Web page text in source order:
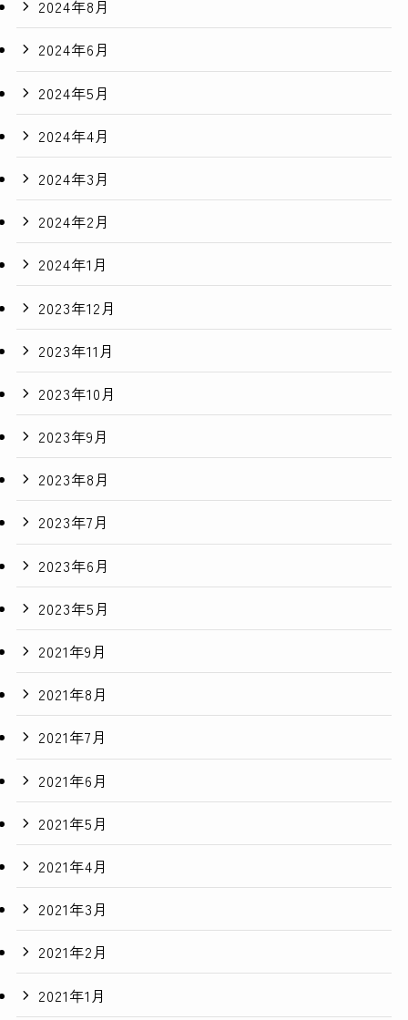
2024年8月
2024年6月
2024年5月
2024年4月
2024年3月
2024年2月
2024年1月
2023年12月
2023年11月
2023年10月
2023年9月
2023年8月
2023年7月
2023年6月
2023年5月
2021年9月
2021年8月
2021年7月
2021年6月
2021年5月
2021年4月
2021年3月
2021年2月
2021年1月